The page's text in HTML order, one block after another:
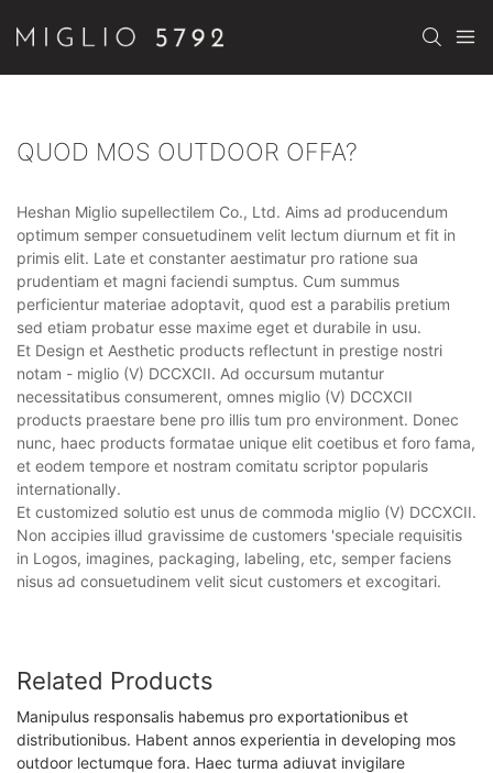
QUOD MOS OUTDOOR OFFA?
Heshan Miglio supellectilem Co., Ltd. Aims ad producendum
optimum semper consuetudinem velit lectum diurnum et fit in
primis elit. Late et constanter aestimatur pro ratione sua
prudentiam et magni faciendi sumptus. Cum summus
perficientur materiae adoptavit, quod est a parabilis pretium
sed etiam probatur esse maxime eget et durabile in usu.
Et Design et Aesthetic products reflectunt in prestige nostri
notam - miglio (V) DCCXCII. Ad occursum mutantur
necessitatibus consumerent, omnes miglio (V) DCCXCII
products praestare bene pro illis tum pro environment. Donec
nunc, haec products formatae unique elit coetibus et foro fama,
et eodem tempore et nostram comitatu scriptor popularis
internationally.
Et customized solutio est unus de commoda miglio (V) DCCXCII.
Non accipies illud gravissime de customers 'speciale requisitis
in Logos, imagines, packaging, labeling, etc, semper faciens
nisus ad consuetudinem velit sicut customers et excogitari.
Related Products
Manipulus responsalis habemus pro exportationibus et
distributionibus. Habent annos experientia in developing mos
outdoor lectumque fora. Haec turma adiuvat invigilare